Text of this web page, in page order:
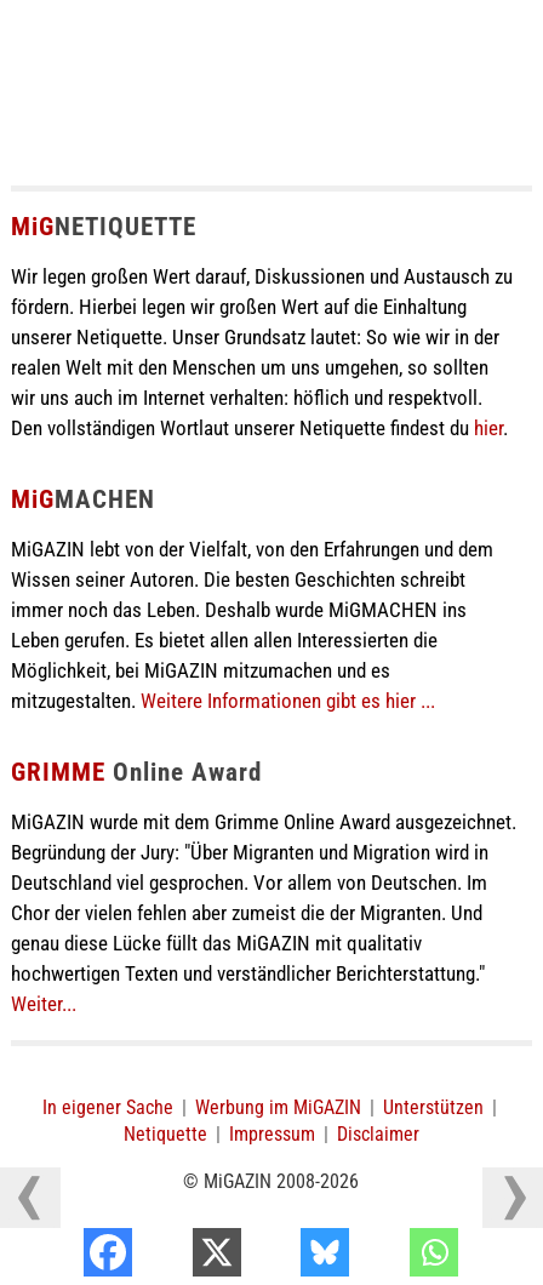
MiGNETIQUETTE
Wir legen großen Wert darauf, Diskussionen und Austausch zu
fördern. Hierbei legen wir großen Wert auf die Einhaltung
unserer Netiquette. Unser Grundsatz lautet: So wie wir in der
realen Welt mit den Menschen um uns umgehen, so sollten
wir uns auch im Internet verhalten: höflich und respektvoll.
Den vollständigen Wortlaut unserer Netiquette findest du hier.
MiGMACHEN
MiGAZIN lebt von der Vielfalt, von den Erfahrungen und dem
Wissen seiner Autoren. Die besten Geschichten schreibt
immer noch das Leben. Deshalb wurde MiGMACHEN ins
Leben gerufen. Es bietet allen allen Interessierten die
Möglichkeit, bei MiGAZIN mitzumachen und es
mitzugestalten. Weitere Informationen gibt es hier ...
GRIMME Online Award
MiGAZIN wurde mit dem Grimme Online Award ausgezeichnet.
Begründung der Jury: "Über Migranten und Migration wird in
Deutschland viel gesprochen. Vor allem von Deutschen. Im
Chor der vielen fehlen aber zumeist die der Migranten. Und
genau diese Lücke füllt das MiGAZIN mit qualitativ
hochwertigen Texten und verständlicher Berichterstattung."
Weiter...
In eigener Sache | Werbung im MiGAZIN | Unterstützen |
Netiquette | Impressum | Disclaimer
© MiGAZIN 2008-2026